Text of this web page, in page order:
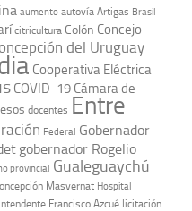
aumento autovía Artigas Brasil
citricultura Colón Concejo
del Uruguay
Cooperativa Eléctrica
COVID-19 Cámara de
docentes Entre
Federal Gobernador
gobernador Rogelio
provincial Gualeguaychú
Masvernat Hospital
intendente Francisco Azcué licitación